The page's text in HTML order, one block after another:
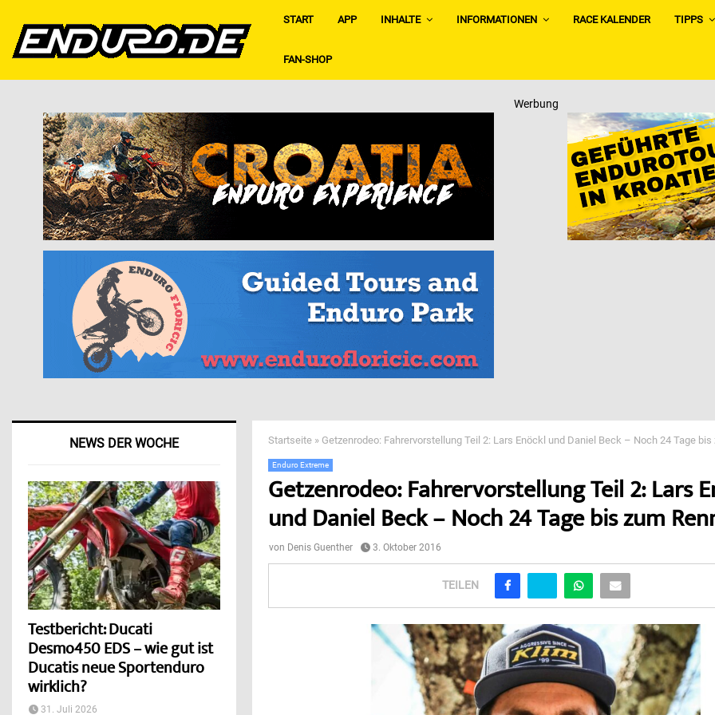
START APP INHALTE INFORMATIONEN RACE KALENDER TIPPS
FAN-SHOP
Werbung
Startseite » Getzenrodeo: Fahrervorstellung Teil 2: Lars Enöckl und Daniel Beck – Noch 24 Tage bis
Enduro Extreme
Getzenrodeo: Fahrervorstellung Teil 2: Lars
und Daniel Beck – Noch 24 Tage bis zum
von Denis Guenther 3. Oktober 2016
TEILEN
NEWS DER WOCHE
Testbericht: Ducati
Desmo450 EDS – wie gut ist
Ducatis neue Sportenduro
wirklich?
31. Juli 2026